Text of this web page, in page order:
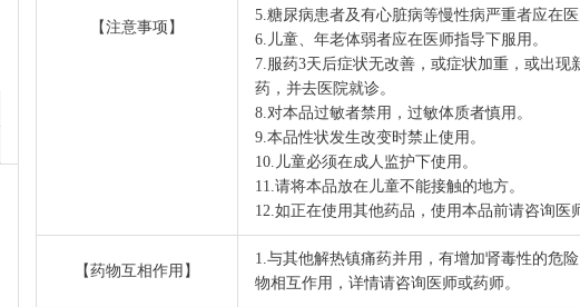
【注意事项】
5.糖尿病患者及有心脏病等慢性病严重者应在
6.儿童、年老体弱者应在医师指导下服用。
7.服药3天后症状无改善，或症状加重，或出
药，并去医院就诊。
8.对本品过敏者禁用，过敏体质者慎用。
9.本品性状发生改变时禁止使用。
10.儿童必须在成人监护下使用。
11.请将本品放在儿童不能接触的地方。
12.如正在使用其他药品，使用本品前请咨询医
【药物互相作用】
1.与其他解热镇痛药并用，有增加肾毒性的危
物相互作用，详情请咨询医师或药师。